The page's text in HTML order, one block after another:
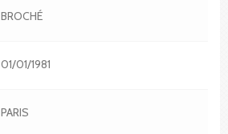
BROCHÉ
01/01/1981
PARIS